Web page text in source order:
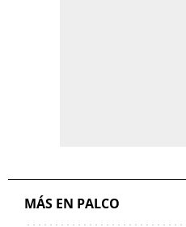
MÁS EN PALCO